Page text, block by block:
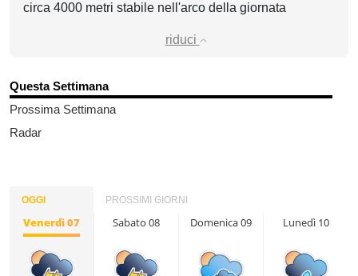
circa 4000 metri stabile nell'arco della giornata
riduci
Questa Settimana
Prossima Settimana
Radar
OGGI PROSSIMI GIORNI
Venerdì 07 Sabato 08 Domenica 09 Lunedì 10